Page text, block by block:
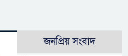
জনপ্রিয় সংবাদ